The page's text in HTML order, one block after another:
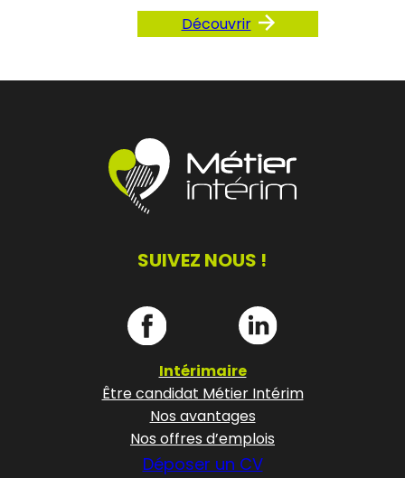
Découvrir
SUIVEZ NOUS !
Intérimaire
Être candidat Métier Intérim
Nos avantages
Nos offres d’emplois
Déposer un CV